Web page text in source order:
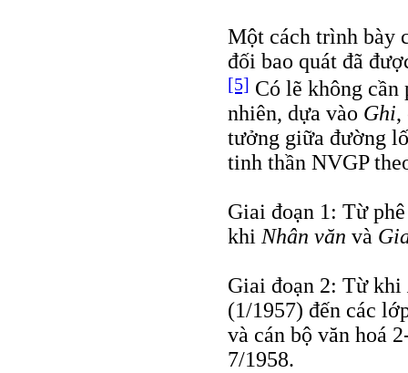
Một cách trình bày
đối bao quát đã
[5] Có lẽ không cần
nhiên, dựa vào Ghi,
tưởng giữa đường
tinh thần NVGP
Giai đoạn 1: Từ
khi Nhân văn và
Giai đoạn 2: Từ khi
(1/1957) đến các
và cán bộ văn hoá
7/1958.